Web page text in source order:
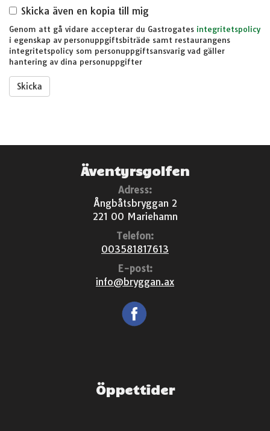
Skicka även en kopia till mig
Genom att gå vidare accepterar du Gastrogates integritetspolicy
i egenskap av personuppgiftsbiträde samt restaurangens
integritetspolicy som personuppgiftsansvarig vad gäller
hantering av dina personuppgifter
Skicka
Äventyrsgolfen
Adress:
Ångbåtsbryggan 2
221 00 Mariehamn
Telefon:
003581817613
E-post:
info@bryggan.ax
Öppettider